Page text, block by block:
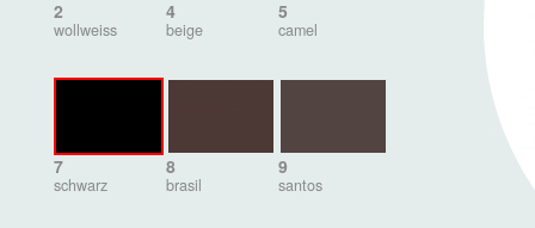
2
wollweiss
4
beige
5
camel
7
schwarz
8
brasil
9
santos